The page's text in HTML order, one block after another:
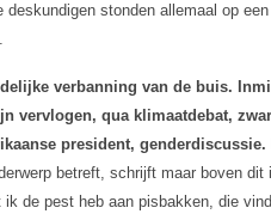
deskundigen stonden allemaal op
verbanning van de buis.
vervlogen, qua klimaatdebat,
president,
betreft, schrijft maar boven dit
ik de pest heb aan pisbakken, die